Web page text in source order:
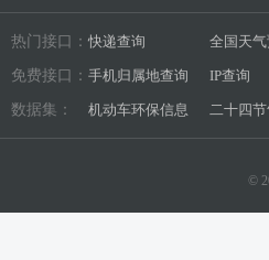
热门接口： 快递查询 全国天气
免费接口： 手机归属地查询 IP查询
数据集： 机动车环保信息 二十四
©